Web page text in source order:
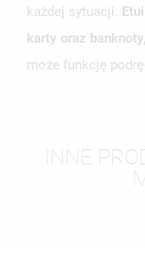
każdej sytuacji.
karty oraz banknoty,
może funkcję
INNE